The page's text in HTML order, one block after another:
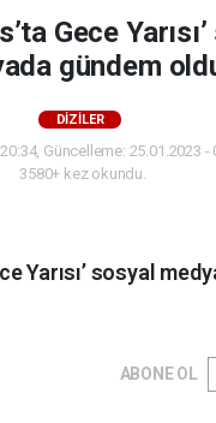
Gece
gündem
DİZİLER
Güncelleme: 25.01.2023 -
3580+ kez okundu.
Yarısı’ sosyal
ABONE OL